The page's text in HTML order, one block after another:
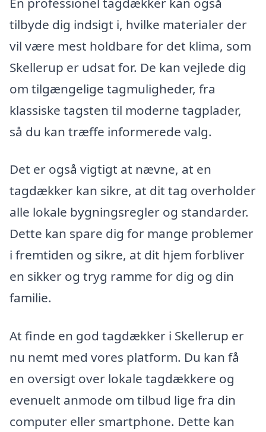
tilbyde dig indsigt i, hvilke materialer der
vil være mest holdbare for det klima, som
Skellerup er udsat for. De kan vejlede dig
om tilgængelige tagmuligheder, fra
klassiske tagsten til moderne tagplader,
så du kan træffe informerede valg.
Det er også vigtigt at nævne, at en
tagdækker kan sikre, at dit tag overholder
alle lokale bygningsregler og standarder.
Dette kan spare dig for mange problemer
i fremtiden og sikre, at dit hjem forbliver
en sikker og tryg ramme for dig og din
familie.
At finde en god tagdækker i Skellerup er
nu nemt med vores platform. Du kan få
en oversigt over lokale tagdækkere og
evenuelt anmode om tilbud lige fra din
computer eller smartphone. Dette kan